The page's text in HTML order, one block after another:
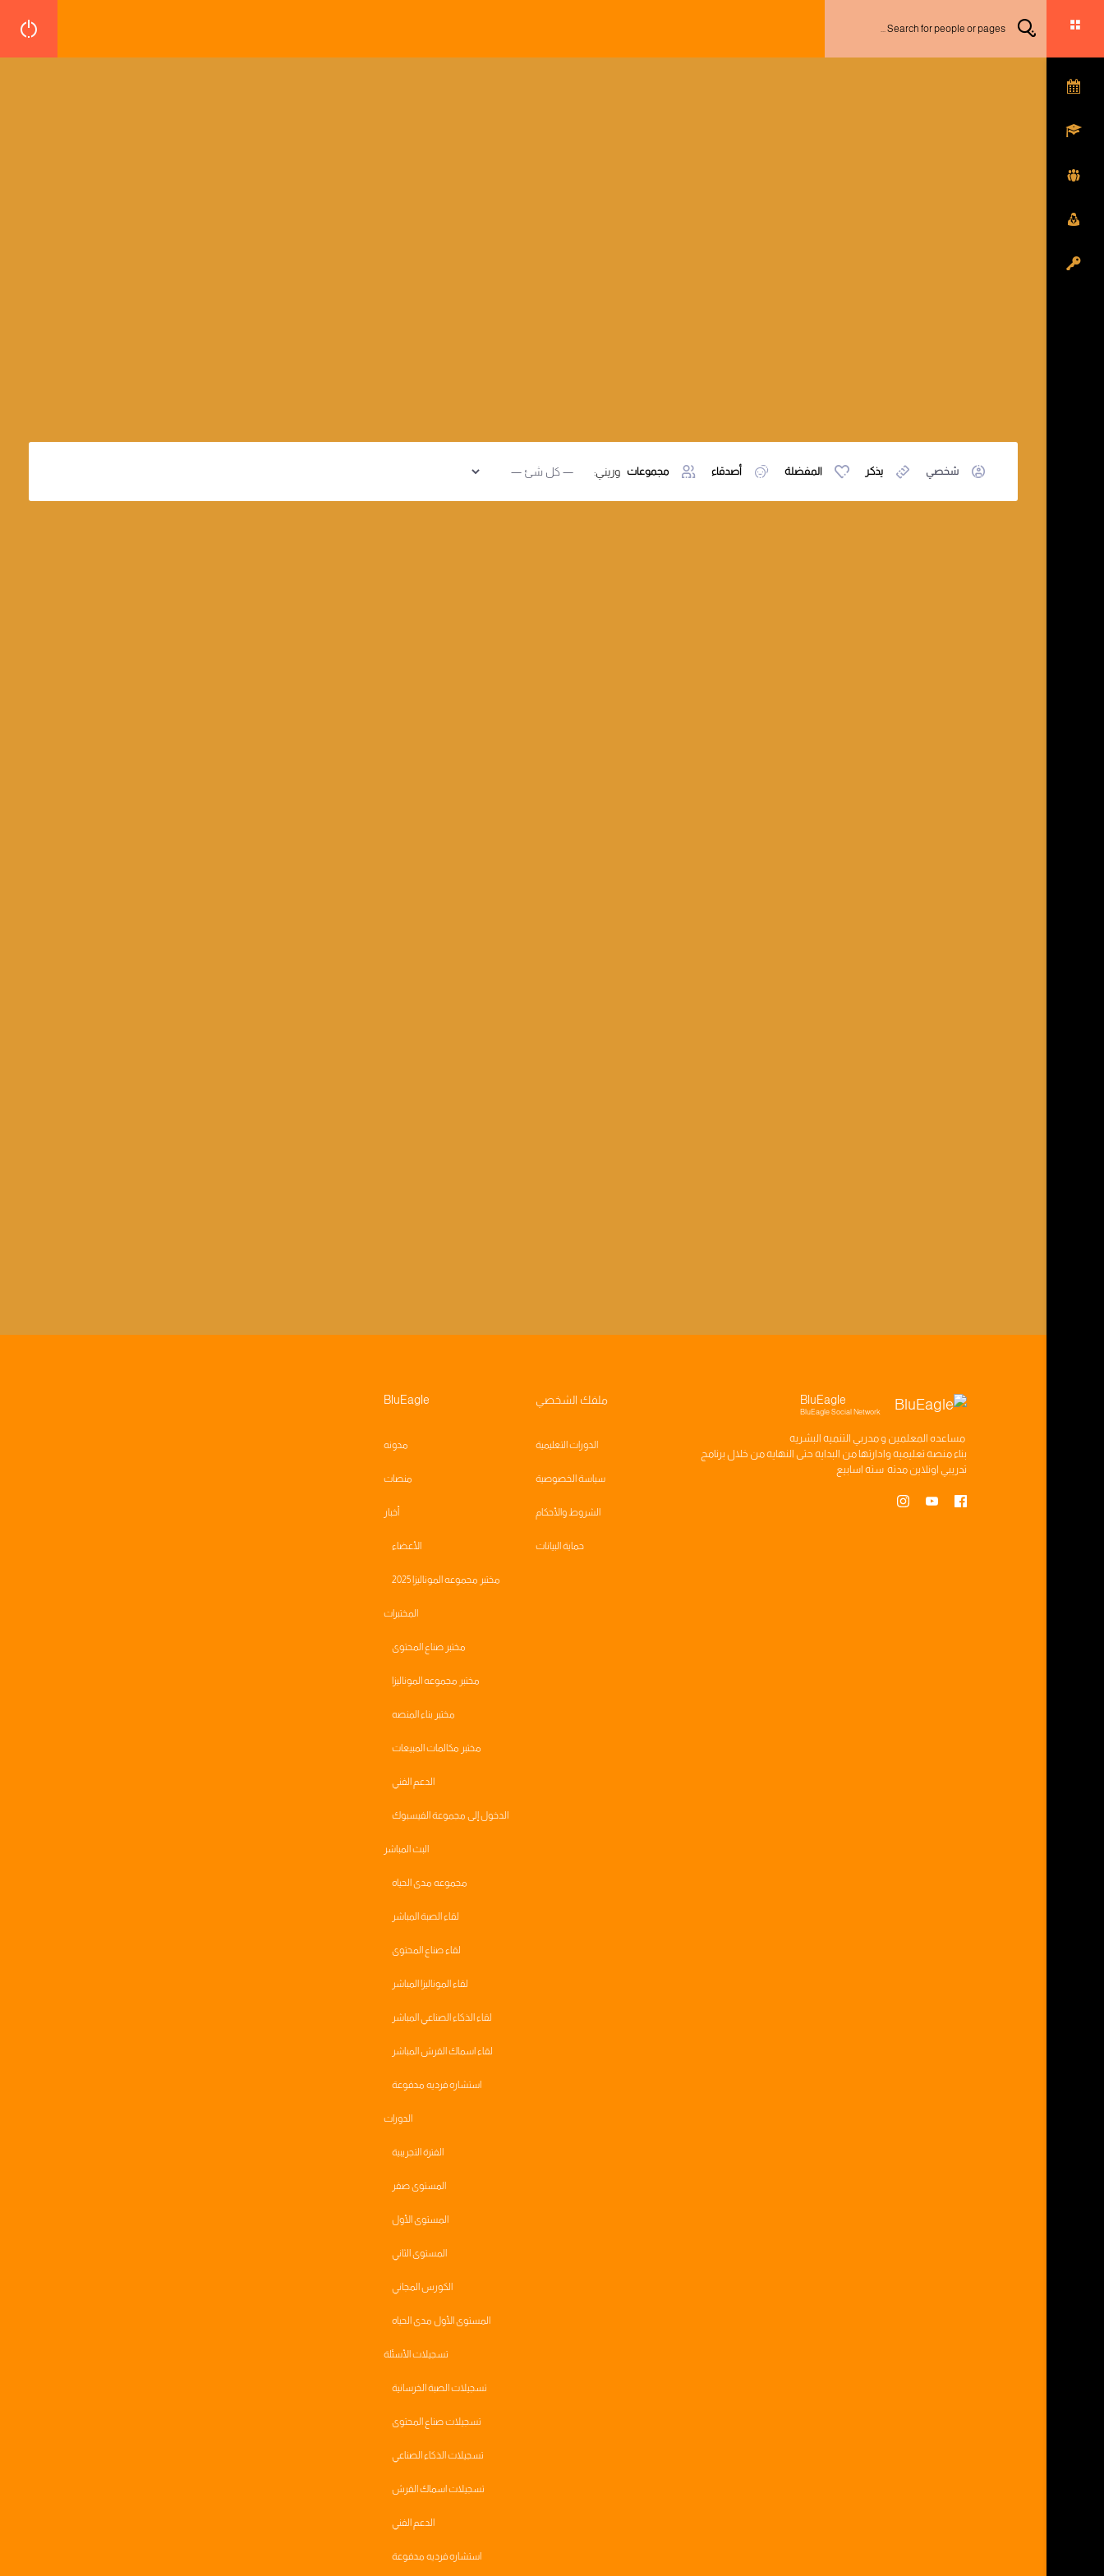
شخصي يذكر المفضلة أصدقاء مجموعات وريني:
BluEagle
BluEagle Social Network
مساعده المعلمين ومدربي التنميه البشريه
بناءمنصه تعليميه وادارتها من البدايه حتى النهايه من خلال برنامج
تدريبي اونلاين مدته سته اسابيع
ملفك الشخصي
الدورات التعليمية
سياسة الخصوصية
الشروط والأحكام
حماية البيانات
BluEagle
مدونه
منصات
أخبار
الأعضاء
مختبر مجموعه الموناليزا 2025
المختبرات
مختبر صناع المحتوى
مختبر مجموعه الموناليزا
مختبر بناء المنصه
مختبر مكالمات المبيعات
الدعم الفني
الدخول إلى مجموعة الفيسبوك
البث المباشر
مجموعه مدى الحياه
لقاء الصبة المباشر
لقاء صناع المحتوى
لقاء الموناليزا المباشر
لقاء الذكاء الصناعي المباشر
لقاء اسماك القرش المباشر
استشاره فرديه مدفوعة
الدورات
الفترة التجريبية
المستوى صفر
المستوى الأول
المستوى الثاني
الكورس المجاني
المستوى الأول مدى الحياه
تسجيلات الأسئلة
تسجيلات الصبة الخرسانية
تسجيلات صناع المحتوى
تسجيلات الذكاء الصناعي
تسجيلات اسماك القرش
الدعم الفني
استشاره فرديه مدفوعة